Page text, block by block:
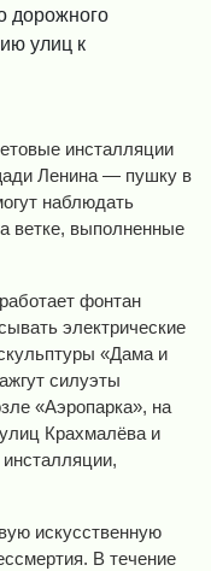
дорожного
улиц к
инсталляции
Ленина — пушку в
наблюдать
ветке, выполненные
фонтан
электрические
«Дама и
силуэты
«Аэропарка», на
Крахмалёва и
искусственную
В течение